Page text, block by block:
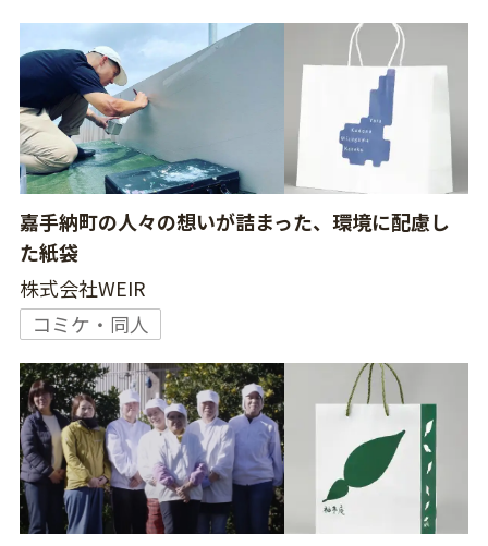
嘉手納町の人々の想いが詰まった、環境に配慮し
た紙袋
株式会社WEIR
コミケ・同人